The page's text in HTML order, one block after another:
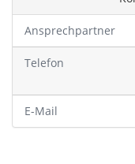
Ansprechpartner
Telefon
E-Mail